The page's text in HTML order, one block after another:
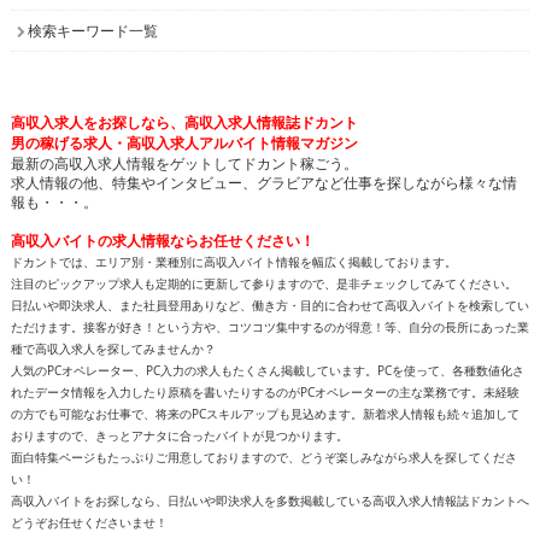
検索キーワード一覧
高収入求人をお探しなら、高収入求人情報誌ドカント
男の稼げる求人・高収入求人アルバイト情報マガジン
最新の高収入求人情報をゲットしてドカント稼ごう。
求人情報の他、特集やインタビュー、グラビアなど仕事を探しながら様々な情
報も・・・。
高収入バイトの求人情報ならお任せください！
ドカントでは、エリア別・業種別に高収入バイト情報を幅広く掲載しております。
注目のピックアップ求人も定期的に更新して参りますので、是非チェックしてみてください。
日払いや即決求人、また社員登用ありなど、働き方・目的に合わせて高収入バイトを検索してい
ただけます。接客が好き！という方や、コツコツ集中するのが得意！等、自分の長所にあった業
種で高収入求人を探してみませんか？
人気のPCオペレーター、PC入力の求人もたくさん掲載しています。PCを使って、各種数値化さ
れたデータ情報を入力したり原稿を書いたりするのがPCオペレーターの主な業務です。未経験
の方でも可能なお仕事で、将来のPCスキルアップも見込めます。新着求人情報も続々追加して
おりますので、きっとアナタに合ったバイトが見つかります。
面白特集ページもたっぷりご用意しておりますので、どうぞ楽しみながら求人を探してくださ
い！
高収入バイトをお探しなら、日払いや即決求人を多数掲載している高収入求人情報誌ドカントへ
どうぞお任せくださいませ！